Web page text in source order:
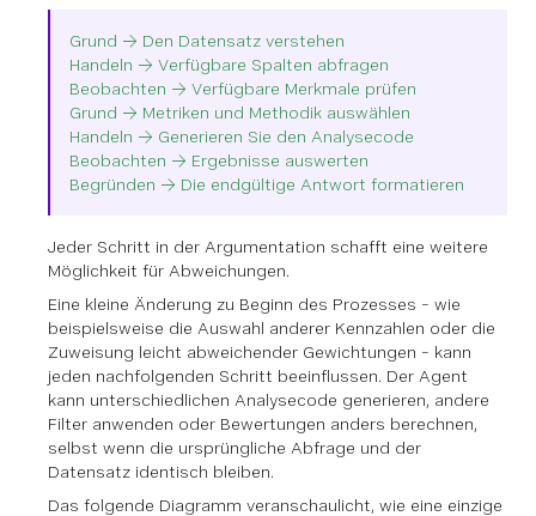
Grund → Den Datensatz verstehen
Handeln → Verfügbare Spalten abfragen
Beobachten → Verfügbare Merkmale prüfen
Grund → Metriken und Methodik auswählen
Handeln → Generieren Sie den Analysecode
Beobachten → Ergebnisse auswerten
Begründen → Die endgültige Antwort formatieren
Jeder Schritt in der Argumentation schafft eine weitere
Möglichkeit für Abweichungen.
Eine kleine Änderung zu Beginn des Prozesses – wie
beispielsweise die Auswahl anderer Kennzahlen oder die
Zuweisung leicht abweichender Gewichtungen – kann
jeden nachfolgenden Schritt beeinflussen. Der Agent
kann unterschiedlichen Analysecode generieren, andere
Filter anwenden oder Bewertungen anders berechnen,
selbst wenn die ursprüngliche Abfrage und der
Datensatz identisch bleiben.
Das folgende Diagramm veranschaulicht, wie eine einzige